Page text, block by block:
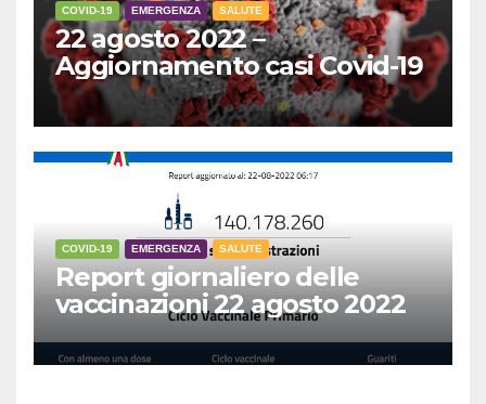
COVID-19 EMERGENZA SALUTE
22 agosto 2022 –
Aggiornamento casi Covid-19
COVID-19 EMERGENZA SALUTE
Report giornaliero delle
vaccinazioni 22 agosto 2022